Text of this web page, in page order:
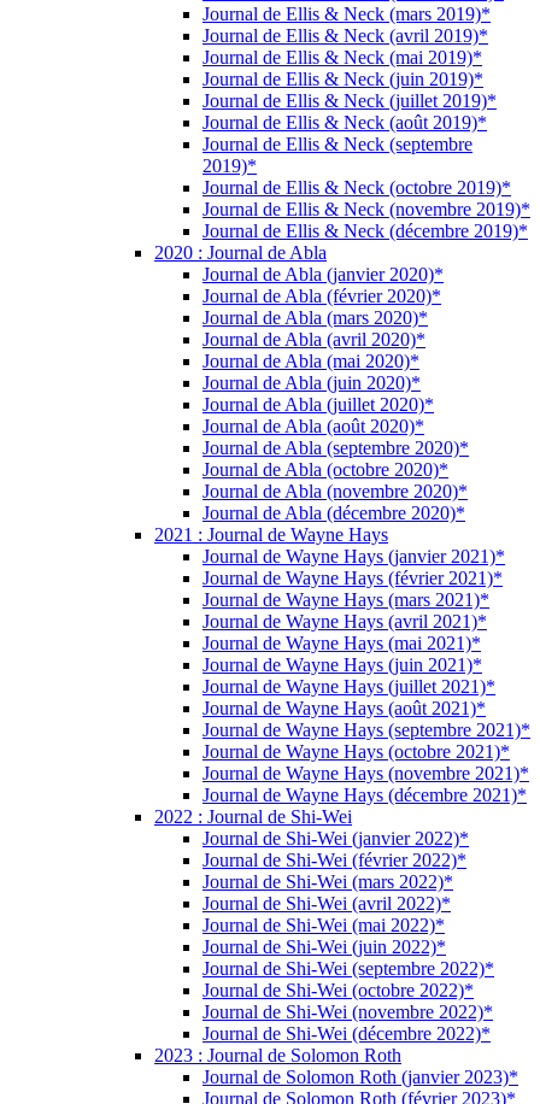
Journal de Ellis & Neck (mars 2019)*
Journal de Ellis & Neck (avril 2019)*
Journal de Ellis & Neck (mai 2019)*
Journal de Ellis & Neck (juin 2019)*
Journal de Ellis & Neck (juillet 2019)*
Journal de Ellis & Neck (août 2019)*
Journal de Ellis & Neck (septembre
2019)*
Journal de Ellis & Neck (octobre 2019)*
Journal de Ellis & Neck (novembre 2019)*
Journal de Ellis & Neck (décembre 2019)*
2020 : Journal de Abla
Journal de Abla (janvier 2020)*
Journal de Abla (février 2020)*
Journal de Abla (mars 2020)*
Journal de Abla (avril 2020)*
Journal de Abla (mai 2020)*
Journal de Abla (juin 2020)*
Journal de Abla (juillet 2020)*
Journal de Abla (août 2020)*
Journal de Abla (septembre 2020)*
Journal de Abla (octobre 2020)*
Journal de Abla (novembre 2020)*
Journal de Abla (décembre 2020)*
2021 : Journal de Wayne Hays
Journal de Wayne Hays (janvier 2021)*
Journal de Wayne Hays (février 2021)*
Journal de Wayne Hays (mars 2021)*
Journal de Wayne Hays (avril 2021)*
Journal de Wayne Hays (mai 2021)*
Journal de Wayne Hays (juin 2021)*
Journal de Wayne Hays (juillet 2021)*
Journal de Wayne Hays (août 2021)*
Journal de Wayne Hays (septembre 2021)*
Journal de Wayne Hays (octobre 2021)*
Journal de Wayne Hays (novembre 2021)*
Journal de Wayne Hays (décembre 2021)*
2022 : Journal de Shi-Wei
Journal de Shi-Wei (janvier 2022)*
Journal de Shi-Wei (février 2022)*
Journal de Shi-Wei (mars 2022)*
Journal de Shi-Wei (avril 2022)*
Journal de Shi-Wei (mai 2022)*
Journal de Shi-Wei (juin 2022)*
Journal de Shi-Wei (septembre 2022)*
Journal de Shi-Wei (octobre 2022)*
Journal de Shi-Wei (novembre 2022)*
Journal de Shi-Wei (décembre 2022)*
2023 : Journal de Solomon Roth
Journal de Solomon Roth (janvier 2023)*
Journal de Solomon Roth (février 2023)*